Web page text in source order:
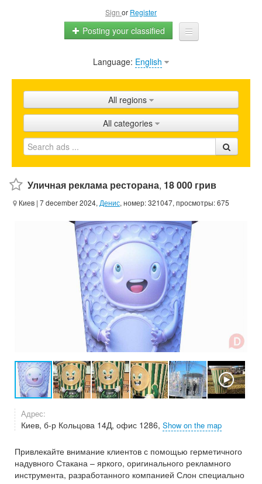
Sign or Register
Posting your classified
Home
Shops
Promotion
FAQ
Blog
Language: English
All regions
All categories
Уличная реклама ресторана, 18 000 грив
Киев | 7 december 2024, Денис, номер: 321047, просмотры: 675
Адрес:
Киев, б-р Кольцова 14Д, офис 1286, Show on the map
Привлекайте внимание клиентов с помощью герметичного
надувного Стакана – яркого, оригинального рекламного
инструмента, разработанного компанией Слон специально